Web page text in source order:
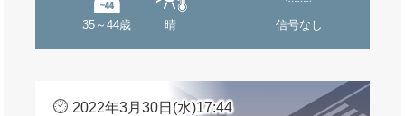
35～44歳 晴 信号なし
2022年3月30日(水)17:44